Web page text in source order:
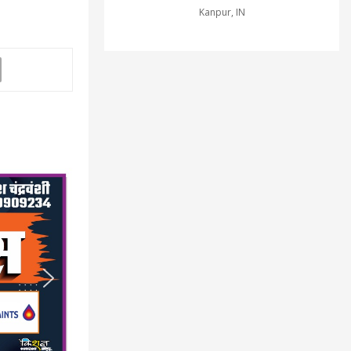
Kanpur, IN